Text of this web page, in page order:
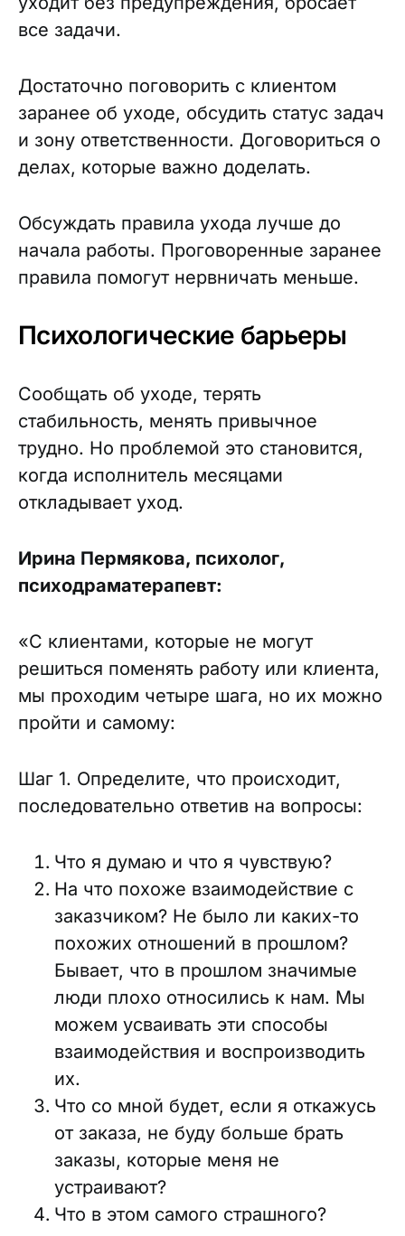
все задачи.
Достаточно поговорить с клиентом
заранее об уходе, обсудить статус задач
и зону ответственности. Договориться о
делах, которые важно доделать.
Обсуждать правила ухода лучше до
начала работы. Проговоренные заранее
правила помогут нервничать меньше.
Психологические барьеры
Сообщать об уходе, терять
стабильность, менять привычное
трудно. Но проблемой это становится,
когда исполнитель месяцами
откладывает уход.
Ирина Пермякова, психолог,
психодраматерапевт:
«С клиентами, которые не могут
решиться поменять работу или клиента,
мы проходим четыре шага, но их можно
пройти и самому:
Шаг 1. Определите, что происходит,
последовательно ответив на вопросы:
Что я думаю и что я чувствую?
На что похоже взаимодействие с
заказчиком? Не было ли каких-то
похожих отношений в прошлом?
Бывает, что в прошлом значимые
люди плохо относились к нам. Мы
можем усваивать эти способы
взаимодействия и воспроизводить
их.
Что со мной будет, если я откажусь
от заказа, не буду больше брать
заказы, которые меня не
устраивают?
Что в этом самого страшного?